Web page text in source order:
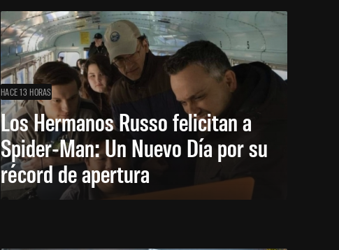
HACE 13 HORAS
Los Hermanos Russo felicitan a
Spider-Man: Un Nuevo Día por su
récord de apertura